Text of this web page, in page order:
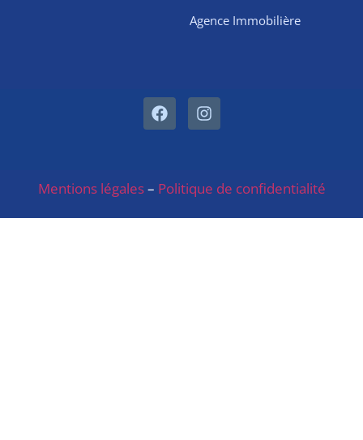
Agence Immobilière
Mentions légales– Politique de confidentialité